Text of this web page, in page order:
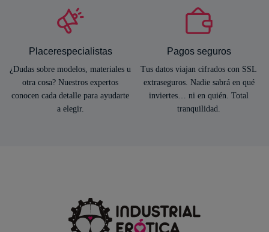
Placerespecialistas
¿Dudas sobre modelos, materiales u
otra cosa? Nuestros expertos
conocen cada detalle para ayudarte
a elegir.
Pagos seguros
Tus datos viajan cifrados con SSL
extraseguros. Nadie sabrá en qué
inviertes… ni en quién. Total
tranquilidad.